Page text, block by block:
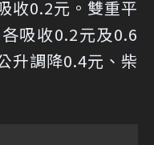
收0.2元。雙重平
吸收0.2元及0.6
升調降0.4元、柴